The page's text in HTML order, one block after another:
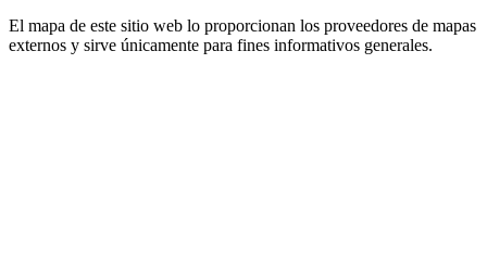
El mapa de este sitio web lo proporcionan los proveedores de mapas
externos y sirve únicamente para fines informativos generales.